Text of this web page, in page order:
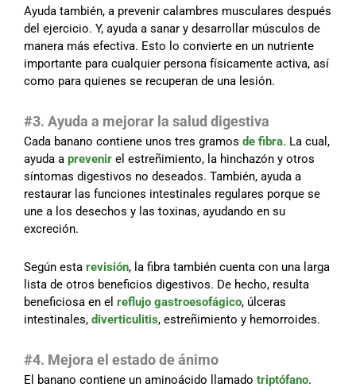
Ayuda también, a prevenir calambres musculares después
del ejercicio. Y, ayuda a sanar y desarrollar músculos de
manera más efectiva. Esto lo convierte en un nutriente
importante para cualquier persona físicamente activa, así
como para quienes se recuperan de una lesión.
#3. Ayuda a mejorar la salud digestiva
Cada banano contiene unos tres gramos de fibra. La cual,
ayuda a prevenir el estreñimiento, la hinchazón y otros
síntomas digestivos no deseados. También, ayuda a
restaurar las funciones intestinales regulares porque se
une a los desechos y las toxinas, ayudando en su
excreción.
Según esta revisión, la fibra también cuenta con una larga
lista de otros beneficios digestivos. De hecho, resulta
beneficiosa en el reflujo gastroesofágico, úlceras
intestinales, diverticulitis, estreñimiento y hemorroides.
#4. Mejora el estado de ánimo
El banano contiene un aminoácido llamado triptófano.